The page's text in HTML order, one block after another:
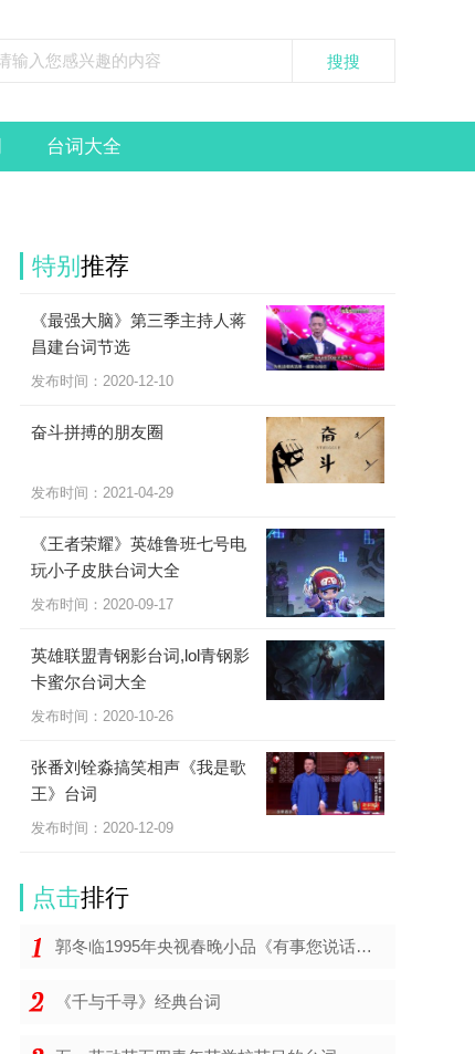
台词大全
特别 推荐
《最强大脑》第三季主持人蒋
昌建台词节选
发布时间：2020-12-10
奋斗拼搏的朋友圈
发布时间：2021-04-29
《王者荣耀》英雄鲁班七号电
玩小子皮肤台词大全
发布时间：2020-09-17
英雄联盟青钢影台词,lol青钢影
卡蜜尔台词大全
发布时间：2020-10-26
张番刘铨淼搞笑相声《我是歌
王》台词
发布时间：2020-12-09
点击排行
郭冬临1995年央视春晚小品《有事您说话》台词
《千与千寻》经典台词